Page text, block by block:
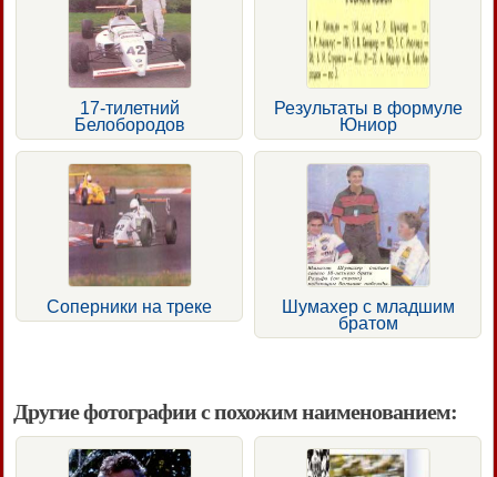
17-тилетний
Белобородов
Результаты в формуле
Юниор
Соперники на треке
Шумахер с младшим
братом
Другие фотографии с похожим наименованием: